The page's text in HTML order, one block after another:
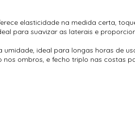
elasticidade na medida certa,
para suavizar as laterais e
ideal para longas horas de
ombros, e fecho triplo nas costas